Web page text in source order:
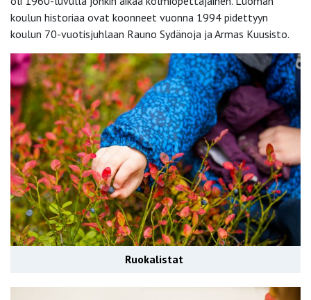
koulun historiaa ovat koonneet vuonna 1994 pidettyyn
koulun 70-vuotisjuhlaan Rauno Sydänoja ja Armas Kuusisto.
Ruokalistat